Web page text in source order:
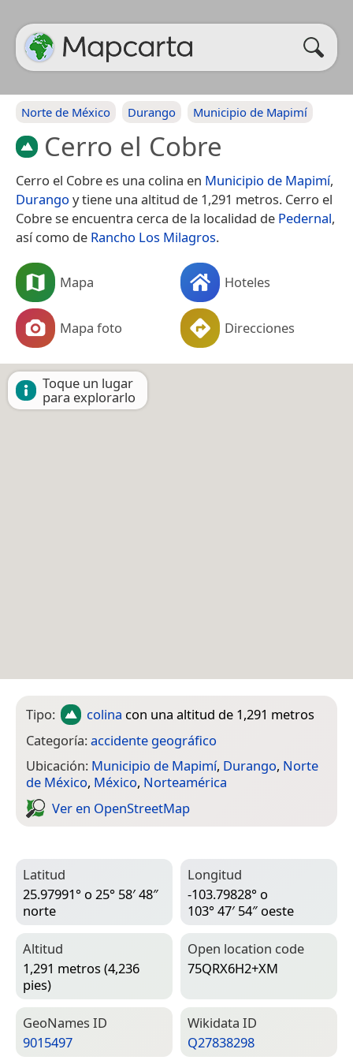
Norte de México Durango Municipio de Mapimí
Cerro el Cobre
Cerro el Cobre es una colina en Municipio de Mapimí,
Durango y tiene una altitud de 1,291 metros. Cerro el
Cobre se encuentra cerca de la localidad de Pedernal,
así como de Rancho Los Milagros.
Mapa Hoteles
Mapa foto Direcciones
Toque un lugar
para explorarlo
Tipo: colina con una altitud de 1,291 metros
Categoría:accidente geográfico
Ubicación: Municipio de Mapimí, Durango, Norte
de México, México, Norteamérica
Ver en Open­Street­Map
Latitud
25.97991° o 25° 58′ 48″
norte
Longitud
-103.79828° o
103° 47′ 54″ oeste
Altitud
1,291 metros (4,236
pies)
Open location code
75QRX6H2+XM
Geo­Names ID
9015497
Wiki­data ID
Q27838298